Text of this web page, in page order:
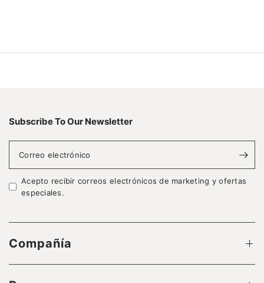
Subscribe To Our Newsletter
Correo electrónico
Acepto recibir correos electrónicos de marketing y ofertas
especiales.
Compañía